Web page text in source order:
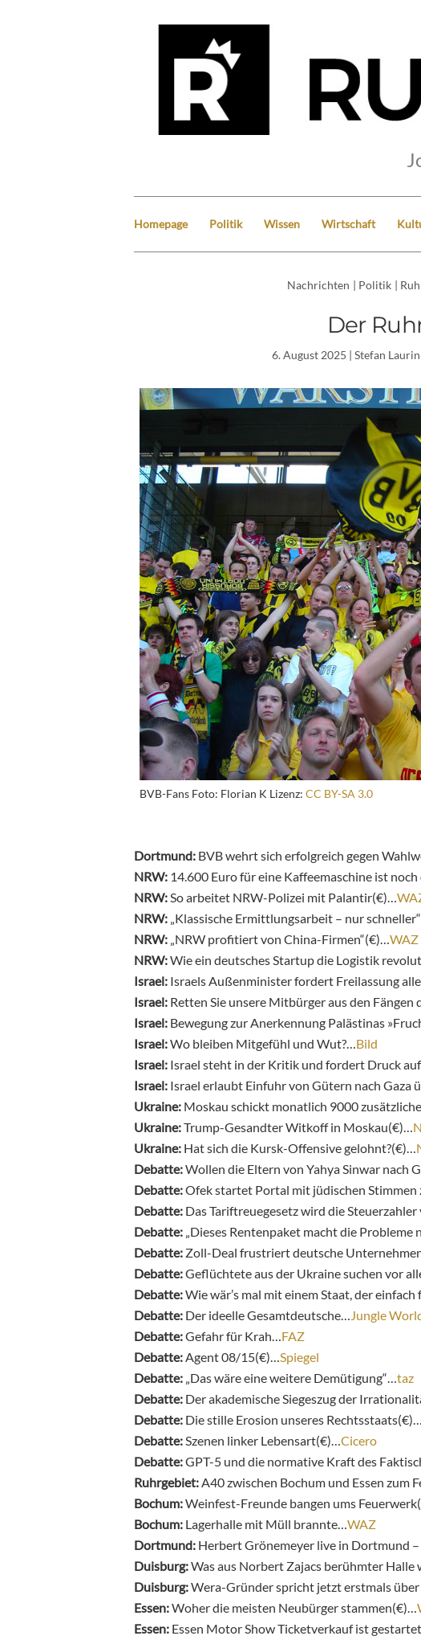
Homepage Politik Wissen Wirtschaft
Nachrichten | Politik |
Der
6. August 2025 | Stefan Laurin
BVB-Fans Foto: Florian K Lizenz: CC BY-SA 3.0
Dortmund: BVB wehrt sich erfolgreich gegen
NRW: 14.600 Euro für eine Kaffeemaschine ist noch
NRW: So arbeitet NRW-Polizei mit Palantir(€)…
NRW: „Klassische Ermittlungsarbeit – nur
NRW: „NRW profitiert von China-Firmen“(€)… WAZ
NRW:Wie ein deutsches Startup die Logistik
Israel: Israels Außenminister fordert Freilassung
Israel: Retten Sie unsere Mitbürger aus den Fängen
Israel: Bewegung zur Anerkennung Palästinas
Israel:Wo bleiben Mitgefühl und Wut?… Bild
Israel: Israel steht in der Kritik und fordert Druck auf
Israel: Israel erlaubt Einfuhr von Gütern nach Gaza
Ukraine: Moskau schickt monatlich 9000 zusätzliche
Ukraine:Trump-Gesandter Witkoff in Moskau(€)…
Ukraine: Hat sich die Kursk-Offensive gelohnt?(€)…
Debatte:Wollen die Eltern von Yahya Sinwar nach
Debatte:Ofek startet Portal mit jüdischen Stimmen
Debatte: Das Tariftreuegesetz wird die Steuerzahler
Debatte: „Dieses Rentenpaket macht die Probleme
Debatte: Zoll-Deal frustriert deutsche
Debatte:Geflüchtete aus der Ukraine suchen vor
Debatte:Wie wär’s mal mit einem Staat, der einfach
Debatte: Der ideelle Gesamtdeutsche…
Jungle
Debatte:Gefahr für Krah… FAZ
Debatte: Agent 08/15(€)… Spiegel
Debatte: „Das wäre eine weitere Demütigung“… taz
Debatte: Der akademische Siegeszug der
Debatte: Die stille Erosion unseres Rechtsstaats(€)…
Debatte: Szenen linker Lebensart(€)… Cicero
Debatte:GPT-5 und die normative Kraft des
Ruhrgebiet: A40 zwischen Bochum und Essen zum
Bochum:Weinfest-Freunde bangen ums
Bochum: Lagerhalle mit Müll brannte… WAZ
Dortmund: Herbert Grönemeyer live in Dortmund –
Duisburg:Was aus Norbert Zajacs berühmter Halle
Duisburg:Wera-Gründer spricht jetzt erstmals über
Essen:Woher die meisten Neubürger stammen(€)…
Essen: Essen Motor Show Ticketverkauf ist